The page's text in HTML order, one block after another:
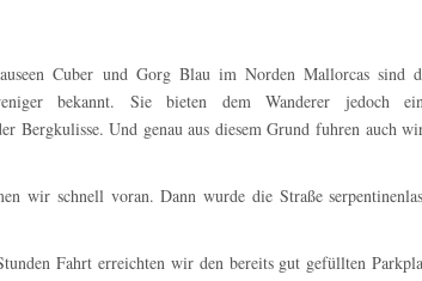
Cuber und Gorg Blau im Norden Mallorcas sind
bekannt. Sie bieten dem Wanderer jedoch
Bergkulisse. Und genau aus diesem Grund fuhren auch
wir schnell voran. Dann wurde die Straße
Fahrt erreichten wir den bereits gut gefüllten